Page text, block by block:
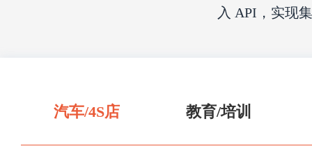
入 API，实现
汽车/4S店 教育/培训